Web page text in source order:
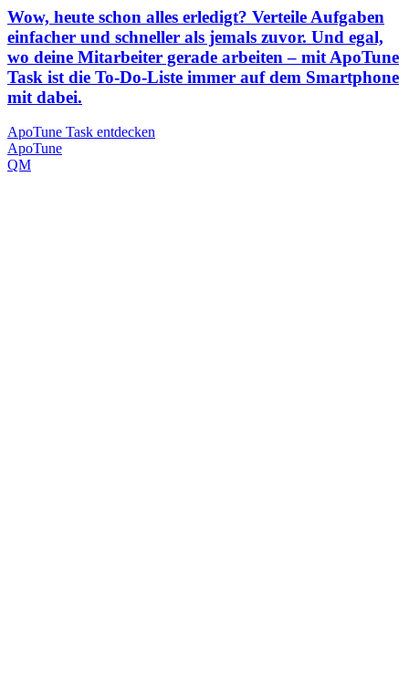
Wow, heute schon alles erledigt? Verteile Aufgaben
einfacher und schneller als jemals zuvor. Und egal,
wo deine Mitarbeiter gerade arbeiten – mit ApoTune
Task ist die To-Do-Liste immer auf dem Smartphone
mit dabei.
ApoTune Task entdecken
ApoTune
QM